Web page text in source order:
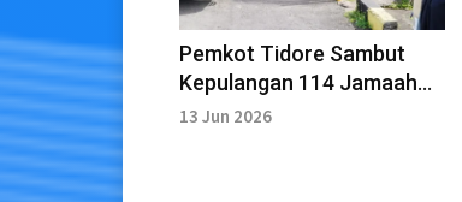
Pemkot Tidore Sambut
Kepulangan 114 Jamaah
Haji, Seluruhnya Tiba
13 Jun 2026